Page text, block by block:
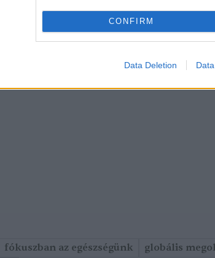
CONFIRM
Data Deletion
fókuszban az egészségünk globális